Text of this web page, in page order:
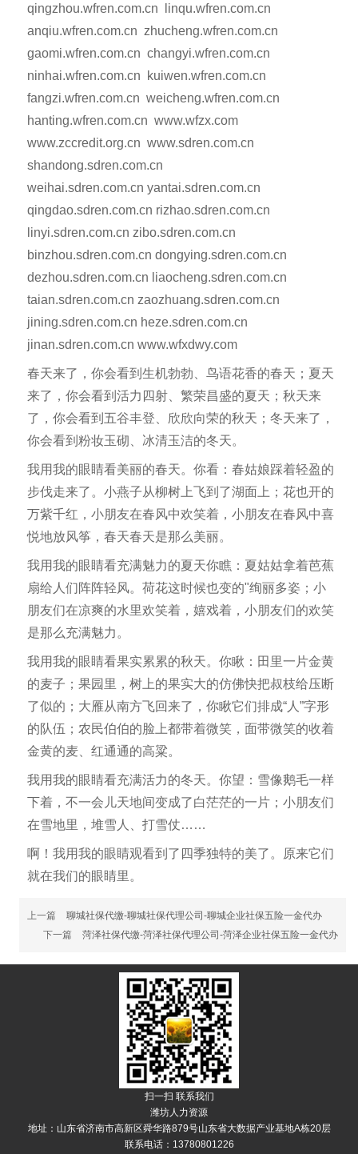
qingzhou.wfren.com.cn linqu.wfren.com.cn
anqiu.wfren.com.cn zhucheng.wfren.com.cn
gaomi.wfren.com.cn changyi.wfren.com.cn
ninhai.wfren.com.cn kuiwen.wfren.com.cn
fangzi.wfren.com.cn weicheng.wfren.com.cn
hanting.wfren.com.cn www.wfzx.com
www.zccredit.org.cn www.sdren.com.cn
shandong.sdren.com.cn
weihai.sdren.com.cn yantai.sdren.com.cn
qingdao.sdren.com.cn rizhao.sdren.com.cn
linyi.sdren.com.cn zibo.sdren.com.cn
binzhou.sdren.com.cn dongying.sdren.com.cn
dezhou.sdren.com.cn liaocheng.sdren.com.cn
taian.sdren.com.cn zaozhuang.sdren.com.cn
jining.sdren.com.cn heze.sdren.com.cn
jinan.sdren.com.cn www.wfxdwy.com
春天来了，你会看到生机勃勃、鸟语花香的春天；夏天
来了，你会看到活力四射、繁荣昌盛的夏天；秋天来
了，你会看到五谷丰登、欣欣向荣的秋天；冬天来了，
你会看到粉妆玉砌、冰清玉洁的冬天。
我用我的眼睛看美丽的春天。你看：春姑娘踩着轻盈的
步伐走来了。小燕子从柳树上飞到了湖面上；花也开的
万紫千红，小朋友在春风中欢笑着，小朋友在春风中喜
悦地放风筝，春天春天是那么美丽。
我用我的眼睛看充满魅力的夏天你瞧：夏姑姑拿着芭蕉
扇给人们阵阵轻风。荷花这时候也变的"绚丽多姿；小
朋友们在凉爽的水里欢笑着，嬉戏着，小朋友们的欢笑
是那么充满魅力。
我用我的眼睛看果实累累的秋天。你瞅：田里一片金黄
的麦子；果园里，树上的果实大的仿佛快把叔枝给压断
了似的；大雁从南方飞回来了，你瞅它们排成“人”字形
的队伍；农民伯伯的脸上都带着微笑，面带微笑的收着
金黄的麦、红通通的高粱。
我用我的眼睛看充满活力的冬天。你望：雪像鹅毛一样
下着，不一会儿天地间变成了白茫茫的一片；小朋友们
在雪地里，堆雪人、打雪仗……
啊！我用我的眼睛观看到了四季独特的美了。原来它们
就在我们的眼睛里。
上一篇
聊城社保代缴-聊城社保代理公司-聊城企业社保五险一金代办
下一篇
菏泽社保代缴-菏泽社保代理公司-菏泽企业社保五险一金代办
扫一扫 联系我们
潍坊人力资源
地址：山东省济南市高新区舜华路879号山东省大数据产业基地A栋20层
联系电话：13780801226